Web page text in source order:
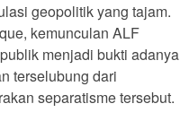
geopolitik yang tajam.
kemunculan ALF
menjadi bukti adanya
terselubung dari
separatisme tersebut.